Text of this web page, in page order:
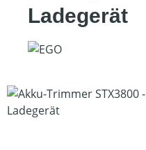
Ladegerät
Bildergalerie überspringen